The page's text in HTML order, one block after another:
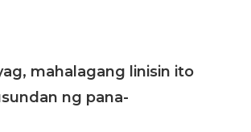
mahalagang linisin ito
ng pana-